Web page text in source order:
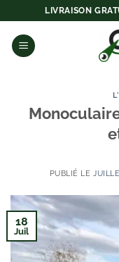
au
contenu
LIVRAISON
PUBLIÉ LE
18
Juil